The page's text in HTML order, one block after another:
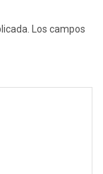
Los campos